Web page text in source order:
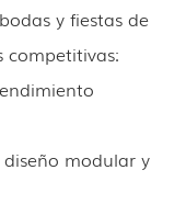
y fiestas de
competitivas:
modular y